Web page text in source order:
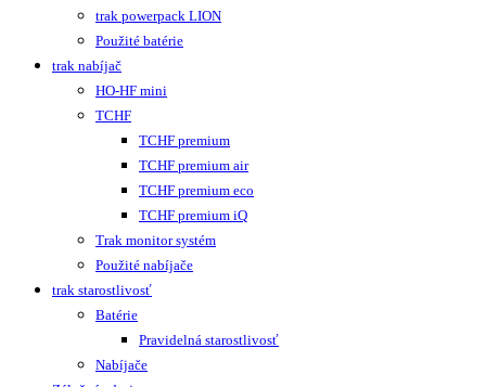
trak powerpack LION
Použité batérie
trak nabíjač
HO-HF mini
TCHF
TCHF premium
TCHF premium air
TCHF premium eco
TCHF premium iQ
Trak monitor systém
Použité nabíjače
trak starostlivosť
Batérie
Pravidelná starostlivosť
Nabíjače